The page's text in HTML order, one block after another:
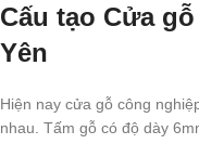
Cấu tạo Cửa
Yên
Hiện nay cửa gỗ công
nhau. Tấm gỗ có độ dày